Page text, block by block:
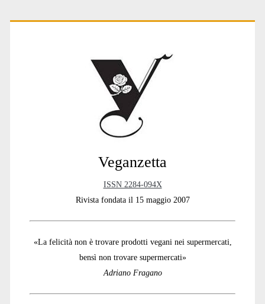
Primary
Veganzetta
ISSN 2284-094X
Rivista fondata il 15 maggio 2007
«La felicità non è trovare prodotti vegani nei supermercati,
bensì non trovare supermercati»
Adriano Fragano